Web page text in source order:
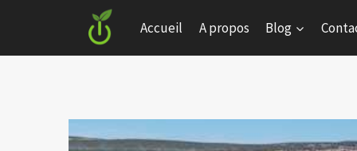
content
Accueil A propos Blog